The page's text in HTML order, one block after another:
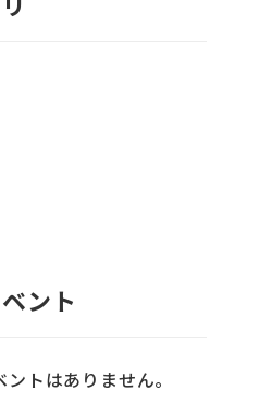
ント
トはありません。